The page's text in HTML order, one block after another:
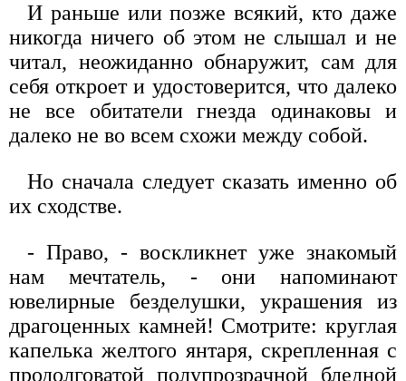
И раньше или позже всякий, кто даже
никогда ничего об этом не слышал и не
читал, неожиданно обнаружит, сам для
себя откроет и удостоверится, что далеко
не все обитатели гнезда одинаковы и
далеко не во всем схожи между собой.
Но сначала следует сказать именно об
их сходстве.
- Право, - воскликнет уже знакомый
нам мечтатель, - они напоминают
ювелирные безделушки, украшения из
драгоценных камней! Смотрите: круглая
капелька желтого янтаря, скрепленная с
продолговатой полупрозрачной бледной